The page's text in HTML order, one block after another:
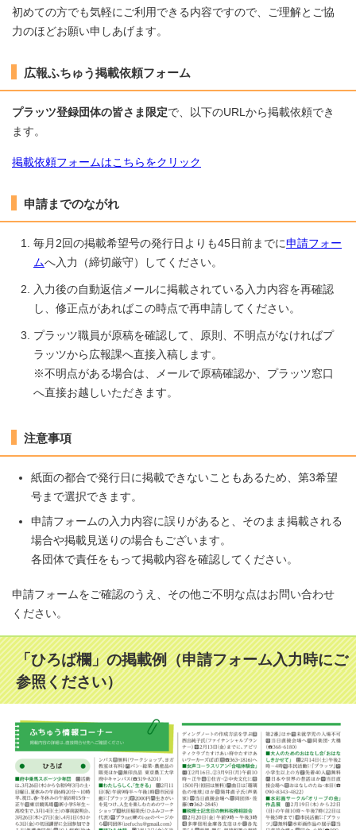
初めての方でも気軽にご利用できる内容ですので、ご理解とご協
力のほどお願い申しあげます。
広報ふちゅう掲載依頼フォーム
プラッツ登録団体の皆さま限定で、以下のURLから掲載依頼でき
ます。
掲載依頼フォームはこちらをクリック
申請までのながれ
毎月2回の掲載希望号の発行日よりも45日前までに申請フォー
ムへ入力（締切厳守）してください。
入力後の自動返信メールに掲載されている入力内容を再確認
し、修正点があればこの時点で再申請してください。
プラッツ職員が原稿を確認して、原則、不明点がなければプ
ラッツから広報課へ直接入稿します。
※不明点がある場合は、メールで原稿確認か、プラッツ窓口
へ直接お越しいただきます。
注意事項
紙面の都合で発行日に掲載できないこともあるため、第3希望
号まで選択できます。
申請フォームの入力内容に誤りがあると、そのまま掲載される
場合や掲載見送りの場合もございます。
各団体で責任をもって掲載内容を確認してください。
申請フォームをご確認のうえ、その他ご不明な点はお問い合わせ
ください。
「ひろば欄」の掲載例（申請フォーム入力時にご
参照ください）